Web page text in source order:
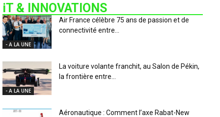
iT & INNOVATIONS
- A LA UNE
Air France célèbre 75 ans de passion et de
connectivité entre...
- A LA UNE
La voiture volante franchit, au Salon de Pékin,
la frontière entre...
Aéronautique : Comment l’axe Rabat-New